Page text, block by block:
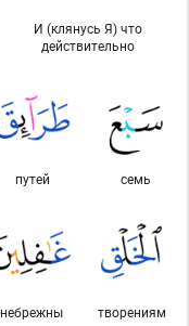
И (клянусь Я) что
действительно
семь
путей
творениям
небрежны